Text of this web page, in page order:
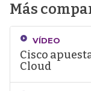
Más
VÍDEO
Cisco
Cloud